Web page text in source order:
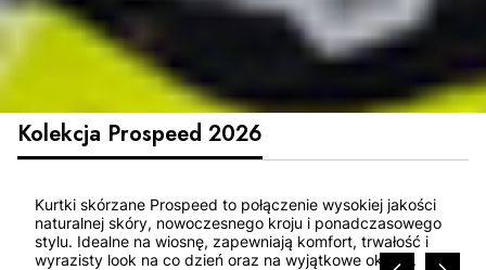
Kolekcja Prospeed 2026
Kurtki skórzane Prospeed to połączenie wysokiej jakości
naturalnej skóry, nowoczesnego kroju i ponadczasowego
stylu. Idealne na wiosnę, zapewniają komfort, trwałość i
wyrazisty look na co dzień oraz na wyjątkowe okazje.